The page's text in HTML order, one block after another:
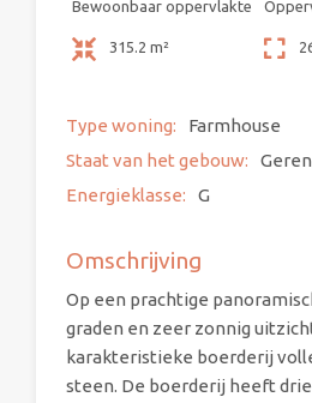
Bewoonbaar oppervlakte
315.2 m²
Type woning:
Farmhouse
Staat van het gebouw:
Energieklasse:
G
Omschrijving
Op een prachtige
graden en zeer zonnig
karakteristieke boerderij
steen. De boerderij heeft drie